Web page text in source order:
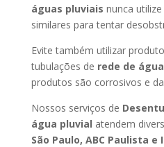
águas pluviais nunca
similares para tentar
Evite também utilizar
tubulações de rede de
produtos são corrosivos e
Nossos serviços de
água pluvial atendem
São Paulo, ABC Paulista e